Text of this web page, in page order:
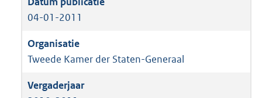
04-01-2011
Tweede Kamer der Staten-Generaal